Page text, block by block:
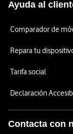
Ayuda al
Comparador de
Repara tu
Tarifa social
Declaración
Contacta con